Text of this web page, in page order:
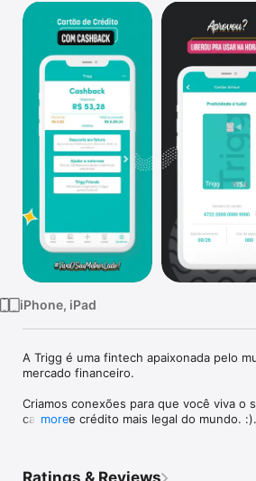
Vision
Watch
TV
iPhone, iPad
A Trigg é uma fintech apaixonada pelo
mercado financeiro.
Criamos conexões para que você viva o
cartão de crédito mais legal do mundo. :)
more
Ratings & Reviews